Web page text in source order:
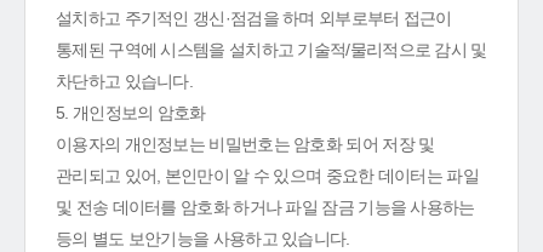
설치하고 주기적인 갱신·점검을 하며 외부로부터 접근이
통제된 구역에 시스템을 설치하고 기술적/물리적으로 감시 및
차단하고 있습니다.
5. 개인정보의 암호화
이용자의 개인정보는 비밀번호는 암호화 되어 저장 및
관리되고 있어, 본인만이 알 수 있으며 중요한 데이터는 파일
및 전송 데이터를 암호화 하거나 파일 잠금 기능을 사용하는
등의 별도 보안기능을 사용하고 있습니다.